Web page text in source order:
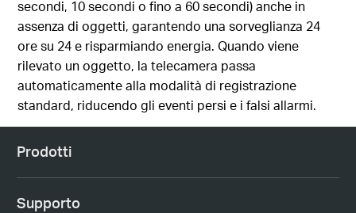
secondi, 10 secondi o fino a 60 secondi) anche in
assenza di oggetti, garantendo una sorveglianza 24
ore su 24 e risparmiando energia. Quando viene
rilevato un oggetto, la telecamera passa
automaticamente alla modalità di registrazione
standard, riducendo gli eventi persi e i falsi allarmi.
Prodotti
Supporto